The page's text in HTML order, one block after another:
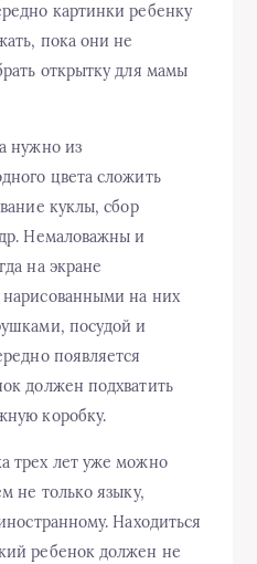
картинки ребенку
пока они не
открытку для мамы
нужно из
цвета сложить
куклы, сбор
Немаловажны и
на экране
на них
посудой и
появляется
должен подхватить
коробку.
трех лет уже можно
не только языку,
Находиться
ребенок должен не